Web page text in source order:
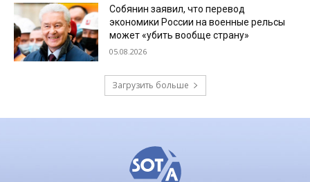
Собянин заявил, что перевод
экономики России на военные рельсы
может «убить вообще страну»
05.08.2026
Загрузить больше